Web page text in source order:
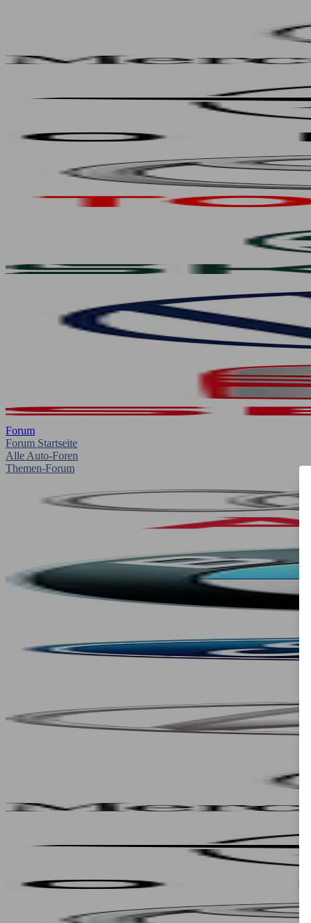
Forum
Forum Startseite
Alle Auto-Foren
Themen-Forum